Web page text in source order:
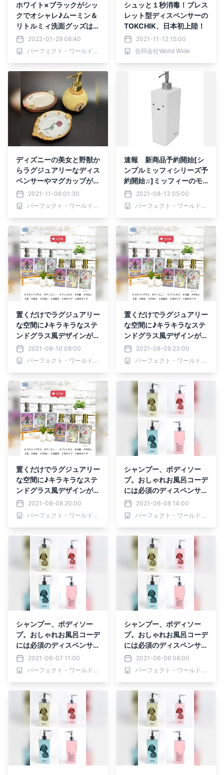
ホワイト×ブラックがシッ
クでオシャレ♪ムーミン＆
リトルミィ洗面グッズは清
潔感も満点
2022-01-29 08:40
パーフェクト・ワールド株式会社
シュッと１秒消毒！ブレス
レット型ディスペンサーの
TOKCHIK、日本初上陸！
2021-11-12 15:00
合同会社World Wide
ディズニーの美女と野獣か
らラグジュアリーなディス
ペンサーやマグカップが勢
揃い♪美しさにうっとり
2021-11-06 01:30
パーフェクト・ワールド株式会社
速報 新商品予約開始[シ
ンプルミッフィシリーズ予
約開始♫]ミッフィーのモ
ノトーンシリーズでバスタ
イムも快適に♪詰め替えも
楽々なディスペンサーがオ
2021-08-13 05:00
パーフェクト・ワールド株式会社
置くだけでラグジュアリー
な空間に♪キラキラなステ
ンドグラス風デザインがき
れいなディズニーのディス
ペンサー
2021-08-10 08:00
パーフェクト・ワールド株式会社
置くだけでラグジュアリー
な空間に♪キラキラなステ
ンドグラス風デザインがき
れいなディズニーのディス
ペンサー
2021-08-09 23:00
パーフェクト・ワールド株式会社
置くだけでラグジュアリー
な空間に♪キラキラなステ
ンドグラス風デザインがき
れいなディズニーのディス
ペンサー
2021-08-08 20:00
パーフェクト・ワールド株式会社
シャンプー、ボディソー
プ。おしゃれお風呂コーデ
には必須のディスペンサ
ー。意外と知られていない
お手入れ方法はスヌーピー
ボトルと一緒にお勉強！
2021-06-08 14:00
パーフェクト・ワールド株式会社
シャンプー、ボディソー
プ。おしゃれお風呂コーデ
には必須のディスペンサ
ー。意外と知られていない
お手入れ方法はスヌーピー
ボトルと一緒にお勉強！
2021-06-07 11:00
パーフェクト・ワールド株式会社
シャンプー、ボディソー
プ。おしゃれお風呂コーデ
には必須のディスペンサ
ー。意外と知られていない
お手入れ方法はスヌーピー
ボトルと一緒にお勉強！
2021-06-06 08:00
パーフェクト・ワールド株式会社